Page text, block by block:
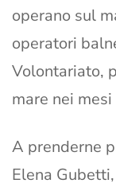
operano sul
operatori
Volontariato,
mare nei
A prenderne
Elena